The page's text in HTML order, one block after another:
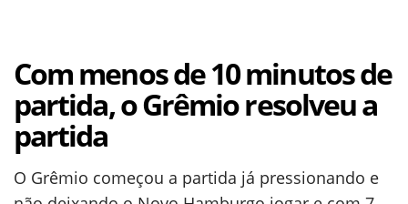
Com menos de 10 minutos de
partida, o Grêmio resolveu a
partida
O Grêmio começou a partida já pressionando e